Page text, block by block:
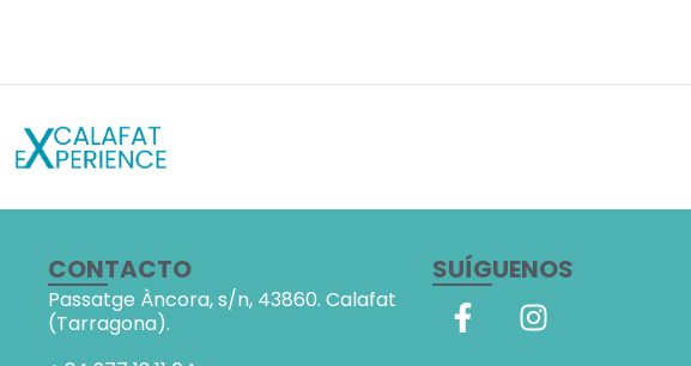
CONTACTO
Passatge Àncora, s/n, 43860. Calafat
(Tarragona).
SUÍGUENOS